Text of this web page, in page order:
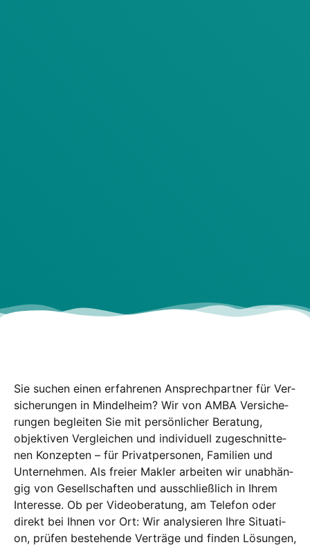
Sie suchen einen erfah­re­nen Ansprech­part­ner für Ver­
si­che­run­gen in Min­del­heim? Wir von AMBA Ver­si­che­
run­gen beglei­ten Sie mit per­sön­li­cher Bera­tung,
objek­ti­ven Ver­glei­chen und indi­vi­du­ell zuge­schnit­te­
nen Kon­zep­ten – für Pri­vat­per­so­nen, Fami­li­en und
Unter­neh­men. Als frei­er Mak­ler arbei­ten wir unab­hän­
gig von Gesell­schaf­ten und aus­schließ­lich in Ihrem
Inter­es­se. Ob per Videobe­ratung, am Tele­fon oder
direkt bei Ihnen vor Ort: Wir ana­ly­sie­ren Ihre Situa­ti­
on, prü­fen bestehen­de Ver­trä­ge und fin­den Lösun­gen,